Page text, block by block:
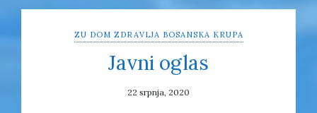
ZU DOM ZDRAVLJA BOSANSKA KRUPA
Javni oglas
22 srpnja, 2020